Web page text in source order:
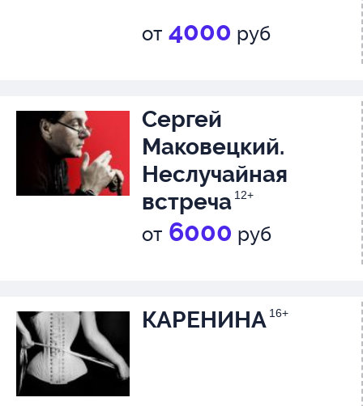
от 4000 руб
Сергей
Маковецкий.
Неслучайная
встреча 12+
от 6000 руб
КАРЕНИНА 16+